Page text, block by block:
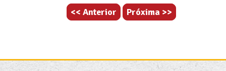
<< Anterior Próxima >>